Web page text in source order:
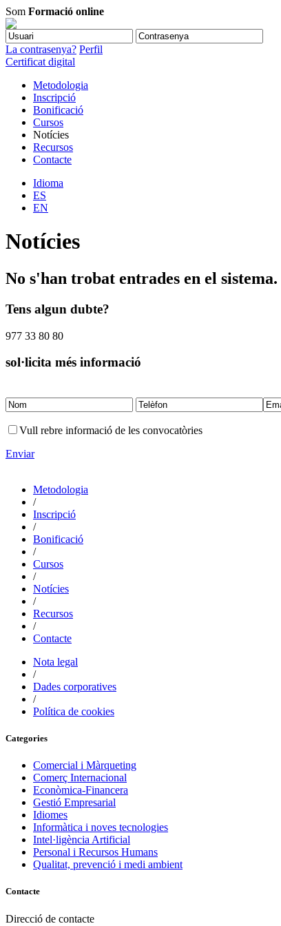
Som Formació online
La contrasenya? Perfil
Certificat digital
Metodologia
Inscripció
Bonificació
Cursos
Notícies
Recursos
Contacte
Idioma
ES
EN
Notícies
No s'han trobat entrades en el sistema.
Tens algun dubte?
977 33 80 80
sol·licita més informació
Vull rebre informació de les convocatòries
Enviar
Metodologia
/
Inscripció
/
Bonificació
/
Cursos
/
Notícies
/
Recursos
/
Contacte
Nota legal
/
Dades corporatives
/
Política de cookies
Categories
Comercial i Màrqueting
Comerç Internacional
Econòmica-Financera
Gestió Empresarial
Idiomes
Informàtica i noves tecnologies
Intel·ligència Artificial
Personal i Recursos Humans
Qualitat, prevenció i medi ambient
Contacte
Direcció de contacte